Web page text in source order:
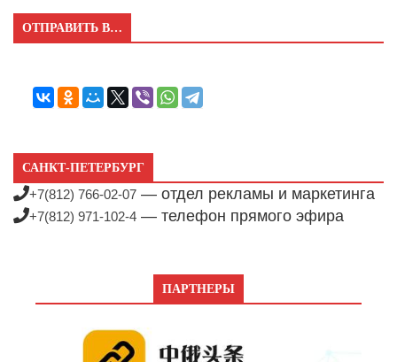
ОТПРАВИТЬ В…
САНКТ-ПЕТЕРБУРГ
+7(812) 766-02-07 — отдел рекламы и маркетинга
+7(812) 971-102-4 — телефон прямого эфира
ПАРТНЕРЫ